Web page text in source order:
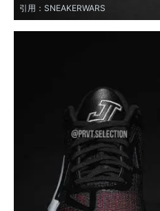
引用： SNEAKERWARS